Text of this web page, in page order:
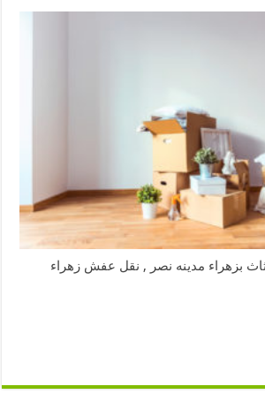
بزهراء مدينه نصر , نقل عفش زهراء